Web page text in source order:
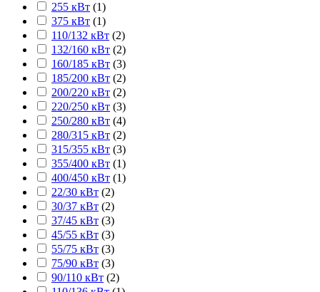
255 кВт (1)
375 кВт (1)
110/132 кВт (2)
132/160 кВт (2)
160/185 кВт (3)
185/200 кВт (2)
200/220 кВт (2)
220/250 кВт (3)
250/280 кВт (4)
280/315 кВт (2)
315/355 кВт (3)
355/400 кВт (1)
400/450 кВт (1)
22/30 кВт (2)
30/37 кВт (2)
37/45 кВт (3)
45/55 кВт (3)
55/75 кВт (3)
75/90 кВт (3)
90/110 кВт (2)